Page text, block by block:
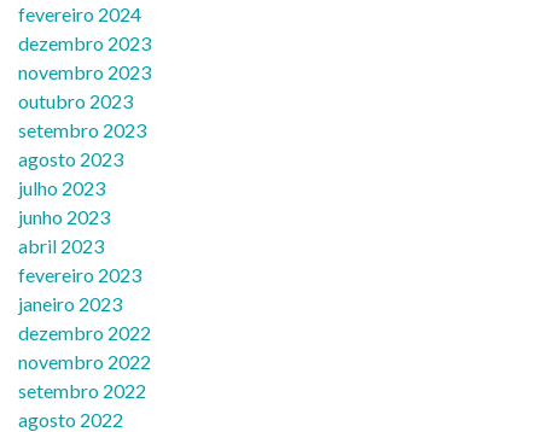
fevereiro 2024
dezembro 2023
novembro 2023
outubro 2023
setembro 2023
agosto 2023
julho 2023
junho 2023
abril 2023
fevereiro 2023
janeiro 2023
dezembro 2022
novembro 2022
setembro 2022
agosto 2022